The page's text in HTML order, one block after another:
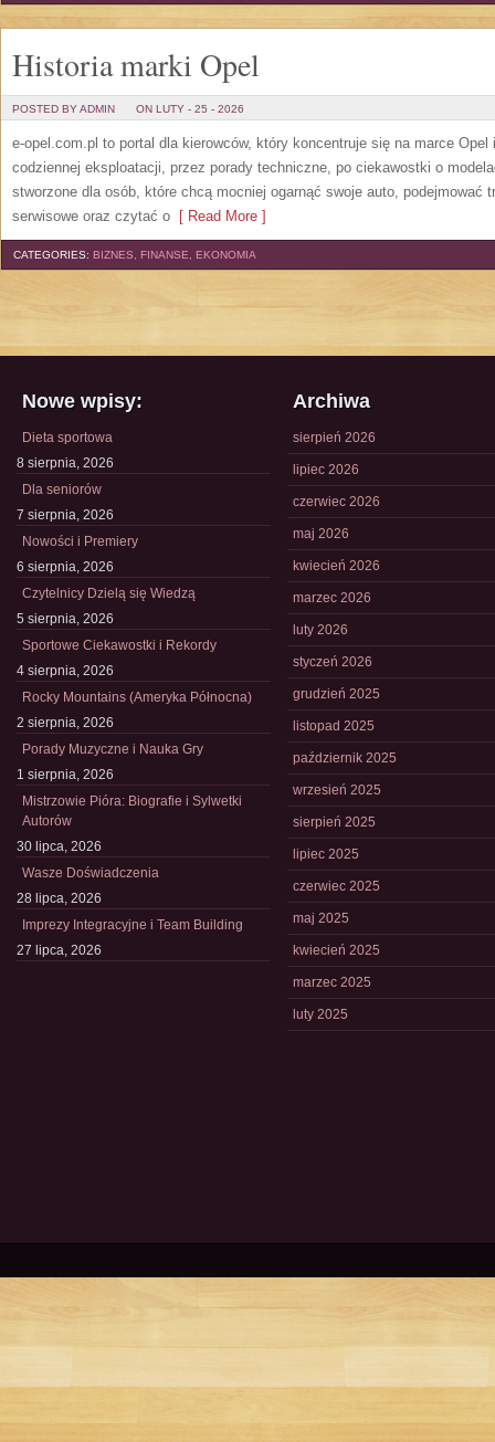
Historia marki Opel
POSTED BY ADMIN ON LUTY - 25 - 2026
e-opel.com.pl to portal dla kierowców, który koncentruje się na marce
codziennej eksploatacji, przez porady techniczne, po ciekawostki o
stworzone dla osób, które chcą mocniej ogarnąć swoje auto, podejmować
serwisowe oraz czytać o [ Read More ]
CATEGORIES: BIZNES, FINANSE, EKONOMIA
Nowe wpisy:
Dieta sportowa
8 sierpnia, 2026
Dla seniorów
7 sierpnia, 2026
Nowości i Premiery
6 sierpnia, 2026
Czytelnicy Dzielą się Wiedzą
5 sierpnia, 2026
Sportowe Ciekawostki i Rekordy
4 sierpnia, 2026
Rocky Mountains (Ameryka Północna)
2 sierpnia, 2026
Porady Muzyczne i Nauka Gry
1 sierpnia, 2026
Mistrzowie Pióra: Biografie i Sylwetki
Autorów
30 lipca, 2026
Wasze Doświadczenia
28 lipca, 2026
Imprezy Integracyjne i Team Building
27 lipca, 2026
Archiwa
sierpień 2026
lipiec 2026
czerwiec 2026
maj 2026
kwiecień 2026
marzec 2026
luty 2026
styczeń 2026
grudzień 2025
listopad 2025
październik 2025
wrzesień 2025
sierpień 2025
lipiec 2025
czerwiec 2025
maj 2025
kwiecień 2025
marzec 2025
luty 2025